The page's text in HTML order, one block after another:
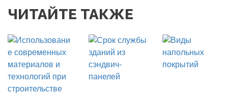
ЧИТАЙТЕ ТАКЖЕ